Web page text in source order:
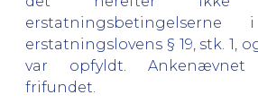
erstatningslovens § 19, stk. 1, og
var opfyldt.
frifundet.